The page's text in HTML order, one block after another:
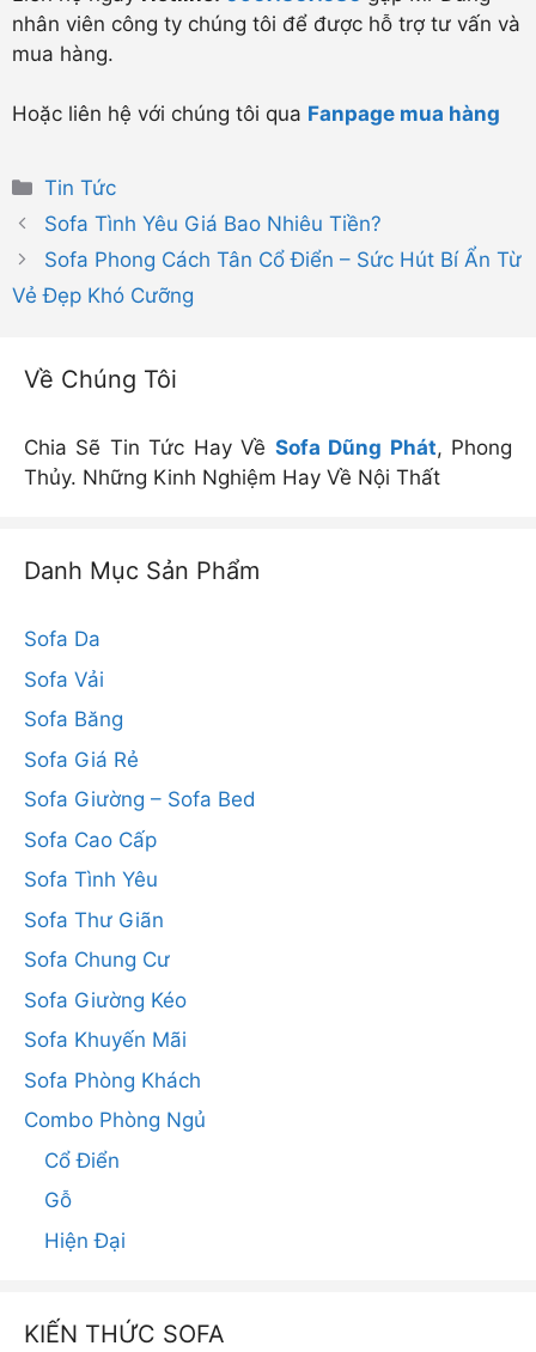
nhân viên công ty chúng tôi để được hỗ trợ tư vấn và
mua hàng.
Hoặc liên hệ với chúng tôi qua Fanpage mua hàng
Danh
mục
Tin Tức
Sofa Tình Yêu Giá Bao Nhiêu Tiền?
Sofa Phong Cách Tân Cổ Điển – Sức Hút Bí Ẩn Từ
Vẻ Đẹp Khó Cưỡng
Về Chúng Tôi
Chia Sẽ Tin Tức Hay Về Sofa Dũng Phát, Phong
Thủy. Những Kinh Nghiệm Hay Về Nội Thất
Danh Mục Sản Phẩm
Sofa Da
Sofa Vải
Sofa Băng
Sofa Giá Rẻ
Sofa Giường – Sofa Bed
Sofa Cao Cấp
Sofa Tình Yêu
Sofa Thư Giãn
Sofa Chung Cư
Sofa Giường Kéo
Sofa Khuyến Mãi
Sofa Phòng Khách
Combo Phòng Ngủ
Cổ Điển
Gỗ
Hiện Đại
KIẾN THỨC SOFA